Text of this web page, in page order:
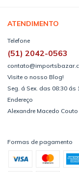
ATENDIMENTO
Telefone
(51) 2042-0563
Visite o nosso Blog!
Seg. á Sex. das 08:30
Endereço
Alexandre Macedo Couto
Formas de pagamento